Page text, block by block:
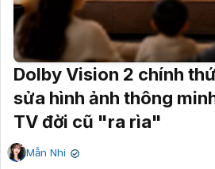
Dolby Vision 2 chính
sửa hình ảnh thông
TV đời cũ "ra rìa"
Mẫn Nhi ✔